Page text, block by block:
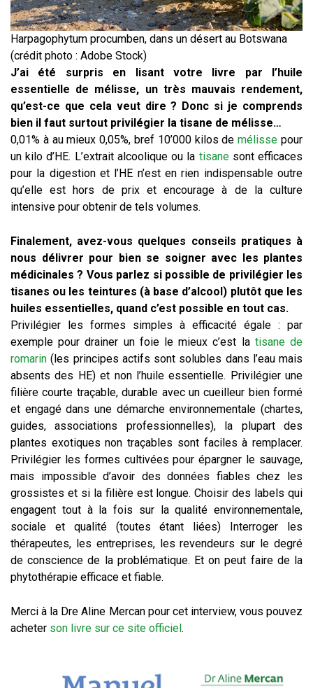
Harpagophytum procumben, dans un désert au Botswana
(crédit photo : Adobe Stock)
J’ai été surpris en lisant votre livre par l’huile
essentielle de mélisse, un très mauvais rendement,
qu’est-ce que cela veut dire ? Donc si je comprends
bien il faut surtout privilégier la tisane de mélisse…
0,01% à au mieux 0,05%, bref 10’000 kilos demélisse pour
un kilo d’HE. L’extrait alcoolique ou la tisanesont efficaces
pour la digestion et l’HE n’est en rien indispensable outre
qu’elle est hors de prix et encourage à de la culture
intensive pour obtenir de tels volumes.
Finalement, avez-vous quelques conseils pratiques à
nous délivrer pour bien se soigner avec les plantes
médicinales ? Vous parlez si possible de privilégier les
tisanes ou les teintures (à base d’alcool) plutôt que les
huiles essentielles, quand c’est possible en tout cas.
Privilégier les formes simples à efficacité égale : par
exemple pour drainer un foie le mieux c’est la tisane de
romarin (les principes actifs sont solubles dans l’eau mais
absents des HE) et non l’huile essentielle. Privilégier une
filière courte traçable, durable avec un cueilleur bien formé
et engagé dans une démarche environnementale (chartes,
guides, associations professionnelles), la plupart des
plantes exotiques non traçables sont faciles à remplacer.
Privilégier les formes cultivées pour épargner le sauvage,
mais impossible d’avoir des données fiables chez les
grossistes et si la filière est longue. Choisir des labels qui
engagent tout à la fois sur la qualité environnementale,
sociale et qualité (toutes étant liées) Interroger les
thérapeutes, les entreprises, les revendeurs sur le degré
de conscience de la problématique. Et on peut faire de la
phytothérapie efficace et fiable.
Merci à la Dre Aline Mercan pour cet interview, vous pouvez
acheter son livre sur ce site officiel .